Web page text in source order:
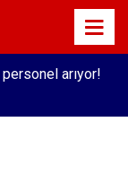
arıyor!